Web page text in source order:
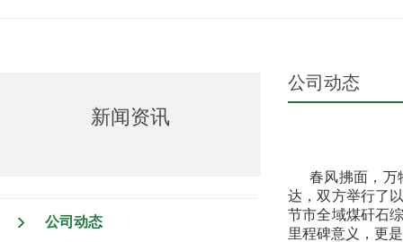
新闻资讯
公司动态
公司动态
春风拂面，万
达，双方举行了
节市全域煤矸石
里程碑意义，更